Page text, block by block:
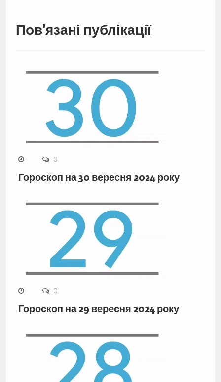
Пов'язані публікації
0
Гороскоп на 30 вересня 2024 року
0
Гороскоп на 29 вересня 2024 року